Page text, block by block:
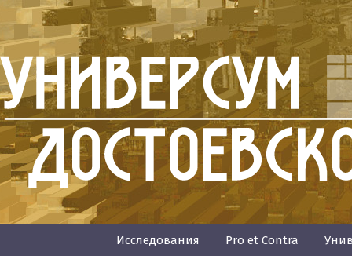
Исследования Pro et Contra